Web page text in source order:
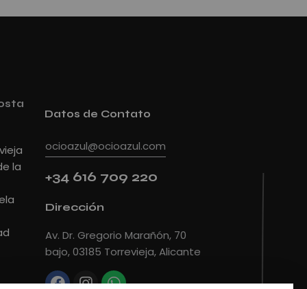
la
Datos de Contato
ocioazul@ocioazul.com
+34 616 709 220
Dirección
Av. Dr. Gregorio Marañón, 70
bajo, 03185 Torrevieja, Alicante